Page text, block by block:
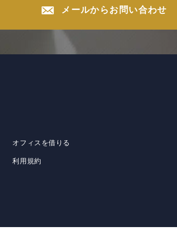
メールからお問い合わせ
オフィスを借りる
利用規約